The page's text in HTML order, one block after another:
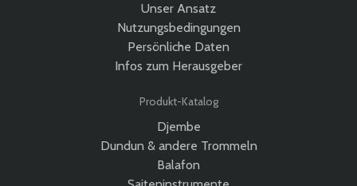
Unser Ansatz
Nutzungsbedingungen
Persönliche Daten
Infos zum Herausgeber
Produkt-Katalog
Djembe
Dundun & andere Trommeln
Balafon